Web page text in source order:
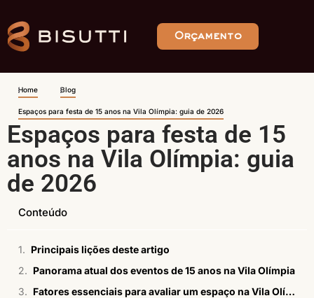
Orçamento
Home Blog
Espaços para festa de 15 anos na Vila Olímpia: guia de 2026
Espaços para festa de 15
anos na Vila Olímpia: guia
de 2026
Conteúdo
Principais lições deste artigo
Panorama atual dos eventos de 15 anos na Vila Olímpia
Fatores essenciais para avaliar um espaço na Vila Olímpia